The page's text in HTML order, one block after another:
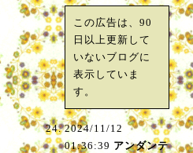
この広告は、90
日以上更新して
いないブログに
表示していま
す。
2024/11/12
01:36:39 アンダンテ